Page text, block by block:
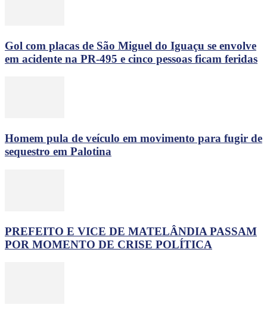
Gol com placas de São Miguel do Iguaçu se envolve
em acidente na PR-495 e cinco pessoas ficam feridas
Homem pula de veículo em movimento para fugir de
sequestro em Palotina
PREFEITO E VICE DE MATELÂNDIA PASSAM
POR MOMENTO DE CRISE POLÍTICA